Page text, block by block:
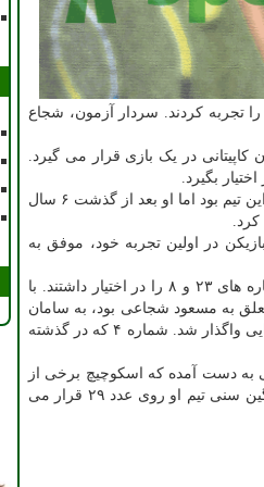
را تجربه کردند. سردار آزمون، شجاع
مدت زمان کاپیتانی در یک بازی قرار می گیرد.
شجاع خلیل زاده در شرایطی به تیم ملی بازگشت که آخرین بار در فروردین ۹۳ و پیش از جام جهانی عضو این تیم بود اما او بعد از گذشت ۶ سال
کرد.
در اولین تجربه خود، موفق به
همین طور مهدی قایدی و سیامک نعمتی برای اولین بار به پیراهن تیم ملی به میدان رفتند و به ترتیب شماره های ۲۳ و ۸ را در اختیار داشتند. با
در گذشته به مدت زمان زیادی متعلق به مسعود شجاعی بود، به سامان
قدوس رسید. همچمنین شماره ۱۰ تیم ملی که به مدت یک دهه در اختیار کریم انصاری فرد بود، به کاوه رضایی واگذار شد. شماره ۴ که در گذشته
این عدد در حالی به دست آمده که اسکوچیچ برخی از
بازیکنان پا به سن گذاشته را کنار گذاشته است اما با حفظ همین تیم در صورت حضور در جام جهانی، میانگین سنی تیم او روی عدد ۲۹ قرار می